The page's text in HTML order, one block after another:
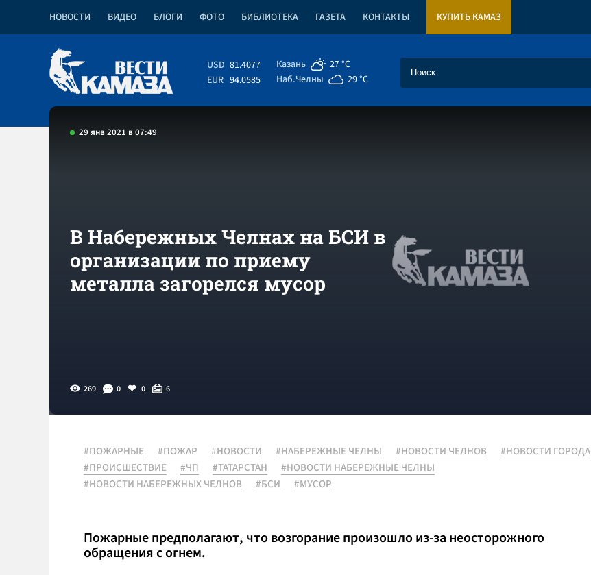
НОВОСТИ ВИДЕО БЛОГИ ФОТО БИБЛИОТЕКА ГАЗЕТА КОНТАКТЫ КУПИТЬ КАМАЗ
USD 81.4077
EUR 94.0585
Казань
27 °C
Наб.Челны
29 °C
29 янв 2021 в 07:49
В Набережных Челнах на БСИ в
организации по приему
металла загорелся мусор
269 0 0 6
#ПОЖАРНЫЕ #ПОЖАР #НОВОСТИ #НАБЕРЕЖНЫЕ ЧЕЛНЫ #НОВОСТИ ЧЕЛНОВ
#НОВОСТИ ГОРОДА
#ПРОИСШЕСТВИЕ
#ЧП #ТАТАРСТАН
#НОВОСТИ НАБЕРЕЖНЫЕ ЧЕЛНЫ
#НОВОСТИ НАБЕРЕЖНЫХ ЧЕЛНОВ
#БСИ #МУСОР
Пожарные предполагают, что возгорание произошло из-за неосторожного
обращения с огнем.